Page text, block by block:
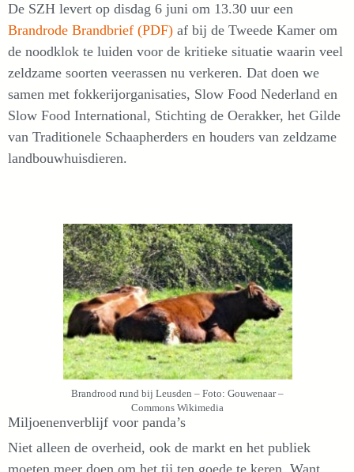
De SZH levert op disdag 6 juni om 13.30 uur een
Brandrode Brandbrief (PDF) af bij de Tweede Kamer om
de noodklok te luiden voor de kritieke situatie waarin veel
zeldzame soorten veerassen nu verkeren. Dat doen we
samen met fokkerijorganisaties, Slow Food Nederland en
Slow Food International, Stichting de Oerakker, het Gilde
van Traditionele Schaapherders en houders van zeldzame
landbouwhuisdieren.
Brandrood rund bij Leusden – Foto: Gouwenaar –
Commons Wikimedia
Miljoenenverblijf voor panda’s
Niet alleen de overheid, ook de markt en het publiek
moeten meer doen om het tij ten goede te keren. Want